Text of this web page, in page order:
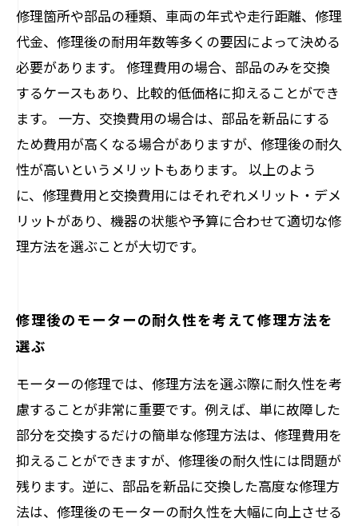
修理箇所や部品の種類、車両の年式や走行距離、修理
代金、修理後の耐用年数等多くの要因によって決める
必要があります。 修理費用の場合、部品のみを交換
するケースもあり、比較的低価格に抑えることができ
ます。 一方、交換費用の場合は、部品を新品にする
ため費用が高くなる場合がありますが、修理後の耐久
性が高いというメリットもあります。 以上のよう
に、修理費用と交換費用にはそれぞれメリット・デメ
リットがあり、機器の状態や予算に合わせて適切な修
理方法を選ぶことが大切です。
修理後のモーターの耐久性を考えて修理方法を
選ぶ
モーターの修理では、修理方法を選ぶ際に耐久性を考
慮することが非常に重要です。例えば、単に故障した
部分を交換するだけの簡単な修理方法は、修理費用を
抑えることができますが、修理後の耐久性には問題が
残ります。逆に、部品を新品に交換した高度な修理方
法は、修理後のモーターの耐久性を大幅に向上させる